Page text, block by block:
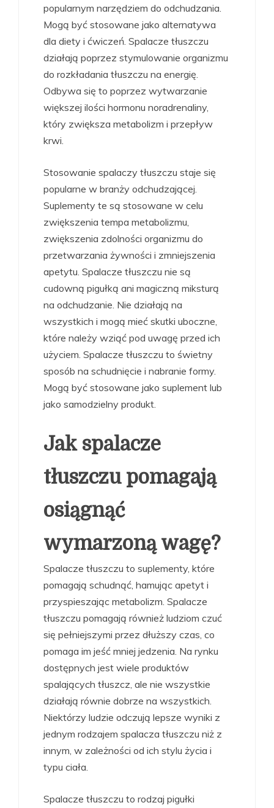
popularnym narzędziem do odchudzania.
Mogą być stosowane jako alternatywa
dla diety i ćwiczeń. Spalacze tłuszczu
działają poprzez stymulowanie organizmu
do rozkładania tłuszczu na energię.
Odbywa się to poprzez wytwarzanie
większej ilości hormonu noradrenaliny,
który zwiększa metabolizm i przepływ
krwi.
Stosowanie spalaczy tłuszczu staje się
popularne w branży odchudzającej.
Suplementy te są stosowane w celu
zwiększenia tempa metabolizmu,
zwiększenia zdolności organizmu do
przetwarzania żywności i zmniejszenia
apetytu. Spalacze tłuszczu nie są
cudowną pigułką ani magiczną miksturą
na odchudzanie. Nie działają na
wszystkich i mogą mieć skutki uboczne,
które należy wziąć pod uwagę przed ich
użyciem. Spalacze tłuszczu to świetny
sposób na schudnięcie i nabranie formy.
Mogą być stosowane jako suplement lub
jako samodzielny produkt.
Jak spalacze
tłuszczu pomagają
osiągnąć
wymarzoną wagę?
Spalacze tłuszczu to suplementy, które
pomagają schudnąć, hamując apetyt i
przyspieszając metabolizm. Spalacze
tłuszczu pomagają również ludziom czuć
się pełniejszymi przez dłuższy czas, co
pomaga im jeść mniej jedzenia. Na rynku
dostępnych jest wiele produktów
spalających tłuszcz, ale nie wszystkie
działają równie dobrze na wszystkich.
Niektórzy ludzie odczują lepsze wyniki z
jednym rodzajem spalacza tłuszczu niż z
innym, w zależności od ich stylu życia i
typu ciała.
Spalacze tłuszczu to rodzaj pigułki